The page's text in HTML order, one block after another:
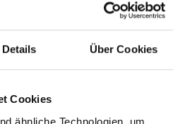
Details Über Cookies
Cookies
ähnliche Technologien, um